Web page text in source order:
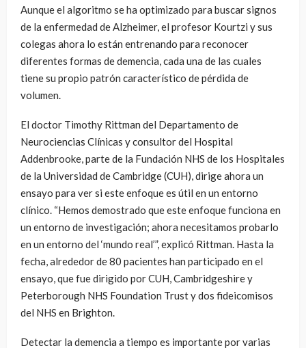
Aunque el algoritmo se ha optimizado para buscar signos
de la enfermedad de Alzheimer, el profesor Kourtzi y sus
colegas ahora lo están entrenando para reconocer
diferentes formas de demencia, cada una de las cuales
tiene su propio patrón característico de pérdida de
volumen.
El doctor Timothy Rittman del Departamento de
Neurociencias Clínicas y consultor del Hospital
Addenbrooke, parte de la Fundación NHS de los Hospitales
de la Universidad de Cambridge (CUH), dirige ahora un
ensayo para ver si este enfoque es útil en un entorno
clínico. “Hemos demostrado que este enfoque funciona en
un entorno de investigación; ahora necesitamos probarlo
en un entorno del ‘mundo real’”, explicó Rittman. Hasta la
fecha, alrededor de 80 pacientes han participado en el
ensayo, que fue dirigido por CUH, Cambridgeshire y
Peterborough NHS Foundation Trust y dos fideicomisos
del NHS en Brighton.
Detectar la demencia a tiempo es importante por varias